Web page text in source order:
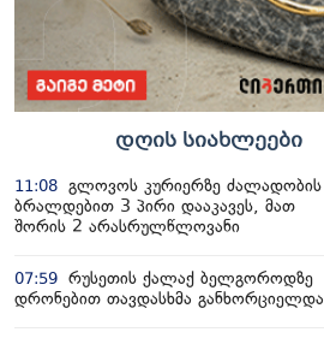
დღის სიახლეები
11:08 გლოვოს კურიერზე ძალადობის
ბრალდებით 3 პირი დააკავეს, მათ
შორის 2 არასრულწლოვანი
07:59 რუსეთის ქალაქ ბელგოროდზე
დრონებით თავდასხმა განხორციელდა